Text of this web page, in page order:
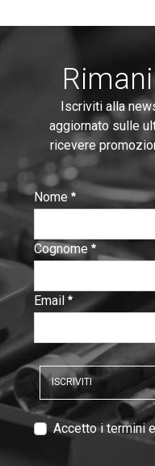
Iscriviti alla
aggiornato sulle
ricevere
Nome
:
0/ 280
Cognome
:
0/ 280
Email
:
0/ 280
ISCRIVITI
T
Accetto i termini